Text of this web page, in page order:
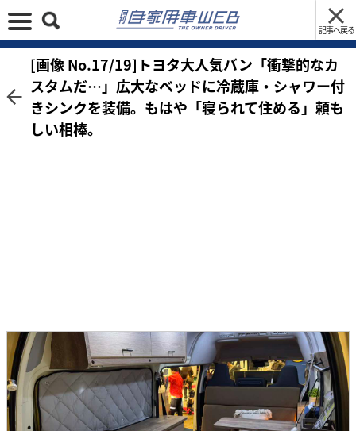
記事へ戻る
[画像 No.17/19]トヨタ大人気バン「衝撃的なカ
スタムだ…」広大なベッドに冷蔵庫・シャワー付
きシンクを装備。もはや「寝られて住める」頼も
しい相棒。